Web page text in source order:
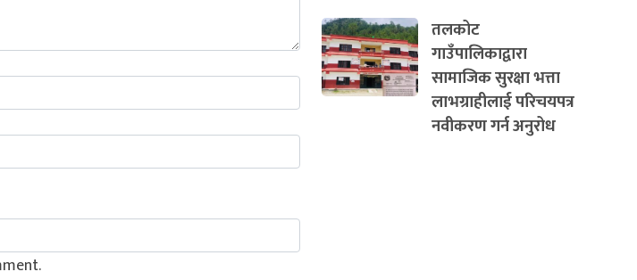
तलकोट
गाउँपालिकाद्वारा
सामाजिक सुरक्षा भत्ता
लाभग्राहीलाई परिचयपत्र
नवीकरण गर्न अनुरोध